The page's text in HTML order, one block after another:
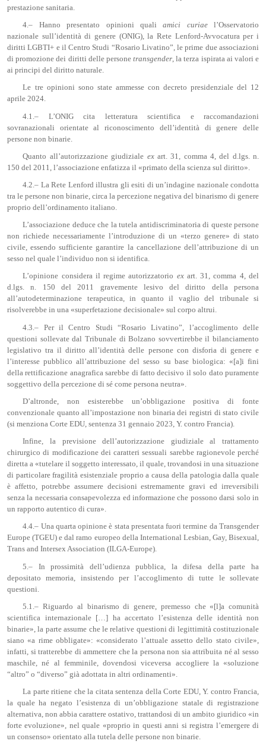
prestazione sanitaria.
4.– Hanno presentato opinioni qualiamici curiael’Osservatorio
nazionale sull’identità di genere (ONIG), la Rete Lenford-Avvocatura per i
diritti LGBTI+ e il Centro Studi “Rosario Livatino”, le prime due associazioni
di promozione dei diritti delle persone transgender, la terza ispirata ai valori e
ai principi del diritto naturale.
Le tre opinioni sono state ammesse con decreto presidenziale del 12
aprile 2024.
4.1.– L’ONIG cita letteratura scientifica e raccomandazioni
sovranazionali orientate al riconoscimento dell’identità di genere delle
persone non binarie.
Quanto all’autorizzazione giudiziale exart. 31, comma 4, del d.lgs. n.
150 del 2011, l’associazione enfatizza il «primato della scienza sul diritto».
4.2.– La Rete Lenford illustra gli esiti di un’indagine nazionale condotta
tra le persone non binarie, circa la percezione negativa del binarismo di genere
proprio dell’ordinamento italiano.
L’associazione deduce che la tutela antidiscriminatoria di queste persone
non richiede necessariamente l’introduzione di un «terzo genere» di stato
civile, essendo sufficiente garantire la cancellazione dell’attribuzione di un
sesso nel quale l’individuo non si identifica.
L’opinione considera il regime autorizzatorio exart. 31, comma 4, del
d.lgs. n. 150 del 2011 gravemente lesivo del diritto della persona
all’autodeterminazione terapeutica, in quanto il vaglio del tribunale si
risolverebbe in una «superfetazione decisionale» sul corpo altrui.
4.3.– Per il Centro Studi “Rosario Livatino”, l’accoglimento delle
questioni sollevate dal Tribunale di Bolzano sovvertirebbe il bilanciamento
legislativo tra il diritto all’identità delle persone con disforia di genere e
l’interesse pubblico all’attribuzione del sesso su base biologica: «[a]i fini
della rettificazione anagrafica sarebbe di fatto decisivo il solo dato puramente
soggettivo della percezione di sé come persona neutra».
D’altronde, non esisterebbe un’obbligazione positiva di fonte
convenzionale quanto all’impostazione non binaria dei registri di stato civile
(si menziona Corte EDU, sentenza 31 gennaio 2023, Y. contro Francia).
Infine, la previsione dell’autorizzazione giudiziale al trattamento
chirurgico di modificazione dei caratteri sessuali sarebbe ragionevole perché
diretta a «tutelare il soggetto interessato, il quale, trovandosi in una situazione
di particolare fragilità esistenziale proprio a causa della patologia dalla quale
è affetto, potrebbe assumere decisioni estremamente gravi ed irreversibili
senza la necessaria consapevolezza ed informazione che possono darsi solo in
un rapporto autentico di cura».
4.4.– Una quarta opinione è stata presentata fuori termine da Transgender
Europe (TGEU) e dal ramo europeo della International Lesbian, Gay, Bisexual,
Trans and Intersex Association (ILGA-Europe).
5.– In prossimità dell’udienza pubblica, la difesa della parte ha
depositato memoria, insistendo per l’accoglimento di tutte le sollevate
questioni.
5.1.– Riguardo al binarismo di genere, premesso che «[l]a comunità
scientifica internazionale […] ha accertato l’esistenza delle identità non
binarie», la parte assume che le relative questioni di legittimità costituzionale
siano «a rime obbligate»: «considerato l’attuale assetto dello stato civile»,
infatti, si tratterebbe di ammettere che la persona non sia attribuita né al sesso
maschile, né al femminile, dovendosi viceversa accogliere la «soluzione
“altro” o “diverso” già adottata in altri ordinamenti».
La parte ritiene che la citata sentenza della Corte EDU, Y. contro Francia,
la quale ha negato l’esistenza di un’obbligazione statale di registrazione
alternativa, non abbia carattere ostativo, trattandosi di un ambito giuridico «in
forte evoluzione», nel quale «proprio in questi anni si registra l’emergere di
un consenso» orientato alla tutela delle persone non binarie.